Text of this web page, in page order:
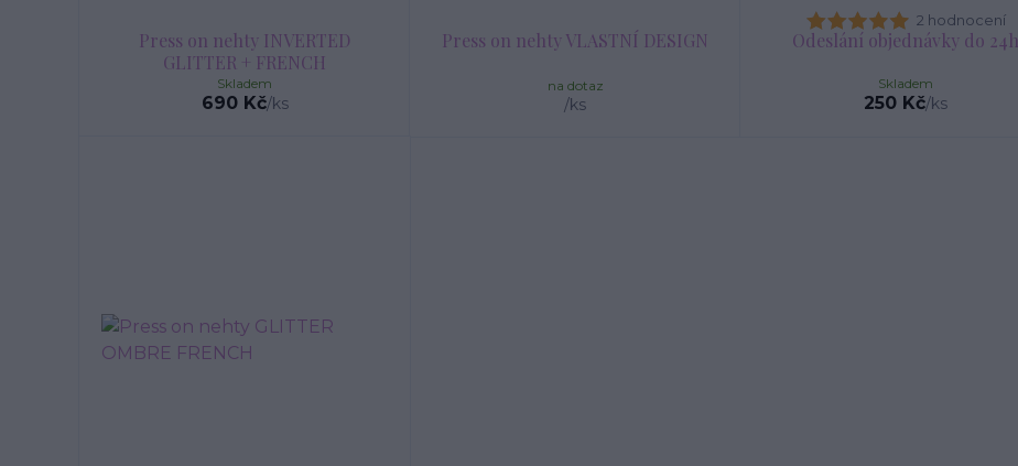
Press on nehty INVERTED
GLITTER + FRENCH
690 Kč/ks
Skladem
Press on nehty VLASTNÍ DESIGN
/ks
na dotaz
2 hodnocení
Odeslání objednávky do 24h
250 Kč/ks
Skladem